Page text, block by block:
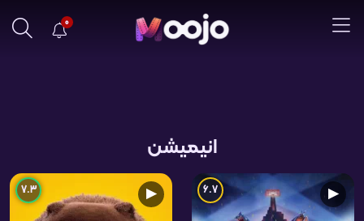
0
انیمیشن
▶
6.7
▶
7.3